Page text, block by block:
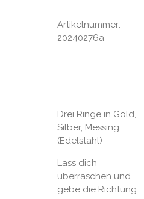
Artikelnummer:
20240276a
Drei Ringe in Gold,
Silber, Messing
(Edelstahl)
Lass dich
überraschen und
gebe die Richtung